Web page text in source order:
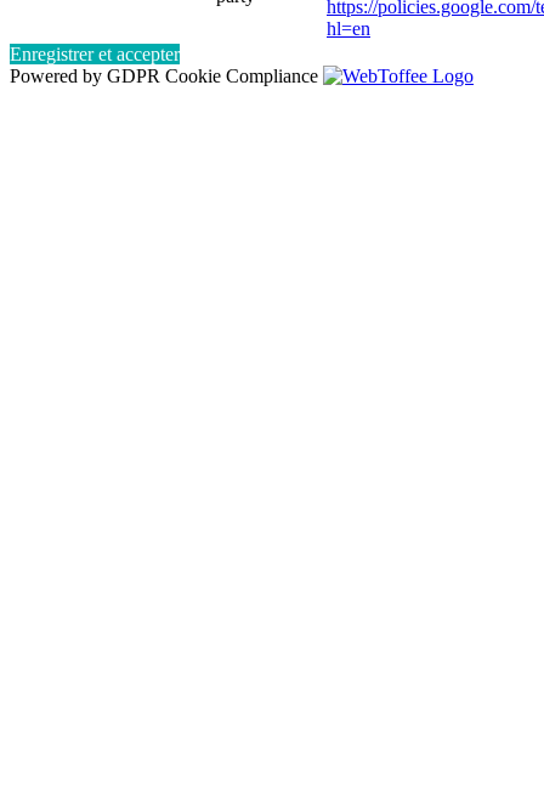
https://policies.google.com/
hl=en
Enregistrer et accepter
Powered by GDPR Cookie Compliance